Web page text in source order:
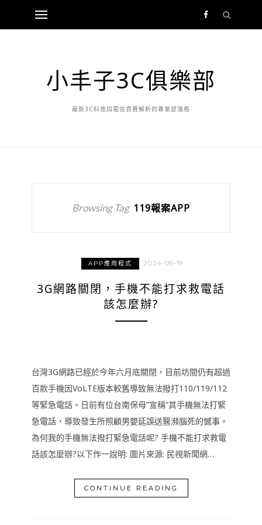
小丰子3C俱樂部
最新3C科技與電信資費解析的專業部落格
Browsing Tag 119報案APP
APP應用程式 2024-09-19
3G網路關閉，手機不能打求救電話
該怎麼辦?
台灣3G網路已經於今年六月底關閉，目前坊間仍有超過
百款手機因VoLTE版本較舊導致無法撥打110/119/112
等緊急電話。日前有位台南保母”宣稱”其手機無法打緊
急電話，導致發生所照顧男嬰延誤送醫瀕腦死的憾事。
為何我的手機無法撥打緊急電話呢? 手機不能打求救電
話該怎麼辦?以下作一說明: 圖片來源: 民視新聞網…
CONTINUE READING